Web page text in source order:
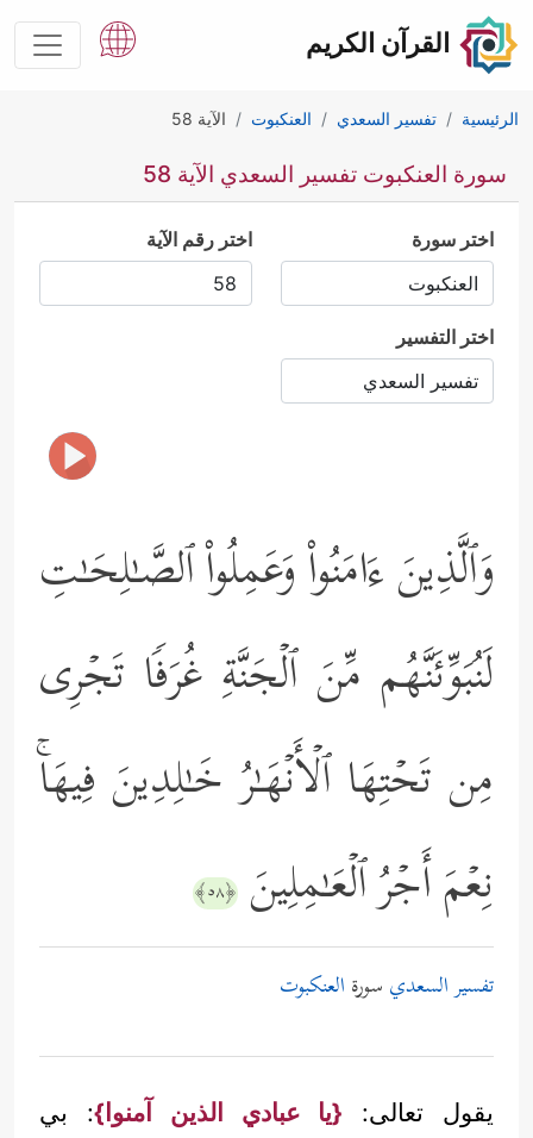
القرآن الكريم
الرئيسية تفسير السعدي العنكبوت الآية 58
سورة العنكبوت تفسير السعدي الآية 58
اختر سورة اختر رقم الآية
اختر التفسير
وَٱلَّذِینَ ءَامَنُواْ وَعَمِلُواْ ٱلصَّـٰلِحَـٰتِ
لَنُبَوِّئَنَّهُم مِّنَ ٱلۡجَنَّةِ غُرَفࣰا تَجۡرِی
مِن تَحۡتِهَا ٱلۡأَنۡهَـٰرُ خَـٰلِدِینَ فِیهَاۚ
نِعۡمَ أَجۡرُ ٱلۡعَـٰمِلِینَ ﴿٥٨﴾
تفسير السعدي سورة العنكبوت
يقول تعالى: {يا عبادي الذين آمنوا}: بي